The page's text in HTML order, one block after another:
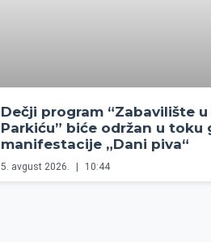
Dečji program “Zabavilište
Parkiću” biće održan u toku
manifestacije „Dani piva“
5. avgust 2026. 10:44